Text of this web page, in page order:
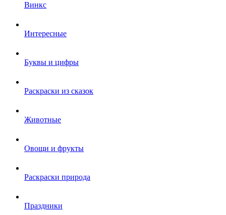
Винкс
Интересные
Буквы и цифры
Раскраски из сказок
Животные
Овощи и фрукты
Раскраски природа
Праздники